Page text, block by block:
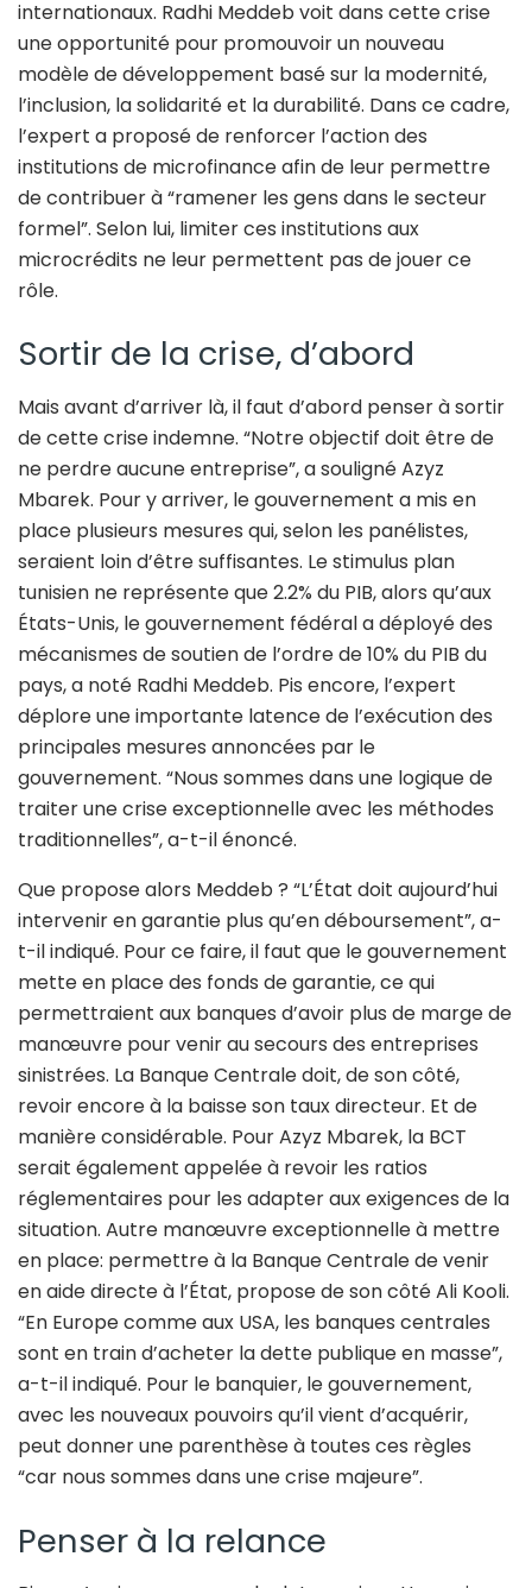
internationaux. Radhi Meddeb voit dans cette crise
une opportunité pour promouvoir un nouveau
modèle de développement basé sur la modernité,
l’inclusion, la solidarité et la durabilité. Dans ce cadre,
l’expert a proposé de renforcer l’action des
institutions de microfinance afin de leur permettre
de contribuer à “ramener les gens dans le secteur
formel”. Selon lui, limiter ces institutions aux
microcrédits ne leur permettent pas de jouer ce
rôle.
Sortir de la crise, d’abord
Mais avant d’arriver là, il faut d’abord penser à sortir
de cette crise indemne. “Notre objectif doit être de
ne perdre aucune entreprise”, a souligné Azyz
Mbarek. Pour y arriver, le gouvernement a mis en
place plusieurs mesures qui, selon les panélistes,
seraient loin d’être suffisantes. Le stimulus plan
tunisien ne représente que 2.2% du PIB, alors qu’aux
États-Unis, le gouvernement fédéral a déployé des
mécanismes de soutien de l’ordre de 10% du PIB du
pays, a noté Radhi Meddeb. Pis encore, l’expert
déplore une importante latence de l’exécution des
principales mesures annoncées par le
gouvernement. “Nous sommes dans une logique de
traiter une crise exceptionnelle avec les méthodes
traditionnelles”, a-t-il énoncé.
Que propose alors Meddeb ? “L’État doit aujourd’hui
intervenir en garantie plus qu’en déboursement”, a-
t-il indiqué. Pour ce faire, il faut que le gouvernement
mette en place des fonds de garantie, ce qui
permettraient aux banques d’avoir plus de marge de
manœuvre pour venir au secours des entreprises
sinistrées. La Banque Centrale doit, de son côté,
revoir encore à la baisse son taux directeur. Et de
manière considérable. Pour Azyz Mbarek, la BCT
serait également appelée à revoir les ratios
réglementaires pour les adapter aux exigences de la
situation. Autre manœuvre exceptionnelle à mettre
en place: permettre à la Banque Centrale de venir
en aide directe à l’État, propose de son côté Ali Kooli.
“En Europe comme aux USA, les banques centrales
sont en train d’acheter la dette publique en masse”,
a-t-il indiqué. Pour le banquier, le gouvernement,
avec les nouveaux pouvoirs qu’il vient d’acquérir,
peut donner une parenthèse à toutes ces règles
“car nous sommes dans une crise majeure”.
Penser à la relance